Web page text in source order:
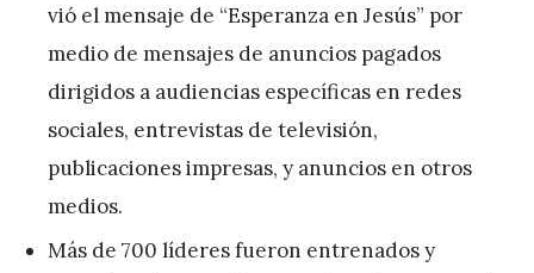
vió el mensaje de “Esperanza en Jesús” por
medio de mensajes de anuncios pagados
dirigidos a audiencias específicas en redes
sociales, entrevistas de televisión,
publicaciones impresas, y anuncios en otros
medios.
Más de 700 líderes fueron entrenados y